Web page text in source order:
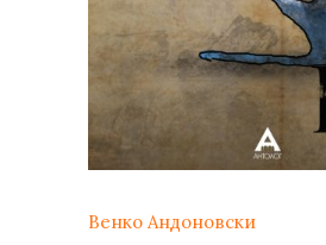
Венко Андоновски